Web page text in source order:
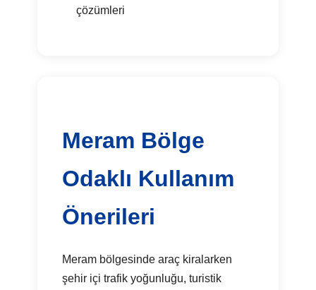
çözümleri
Meram Bölge
Odaklı Kullanım
Önerileri
Meram bölgesinde araç kiralarken
şehir içi trafik yoğunluğu, turistik